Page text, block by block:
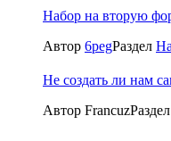
Набор на вторую
Автор 6pegРаздел
Не создать ли нам
Автор FrancuzРаздел